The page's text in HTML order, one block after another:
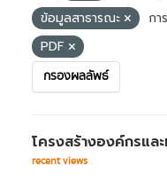
ข้อมูลสาธารณะ
กา
PDF
กรองผลลัพธ์
โครงสร้างองค์กรแล
recent views